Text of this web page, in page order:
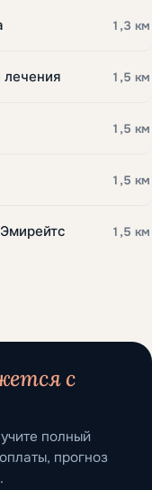
1,3 км
лечения 1,5 км
1,5 км
1,5 км
1,5 км
с
полный
прогноз